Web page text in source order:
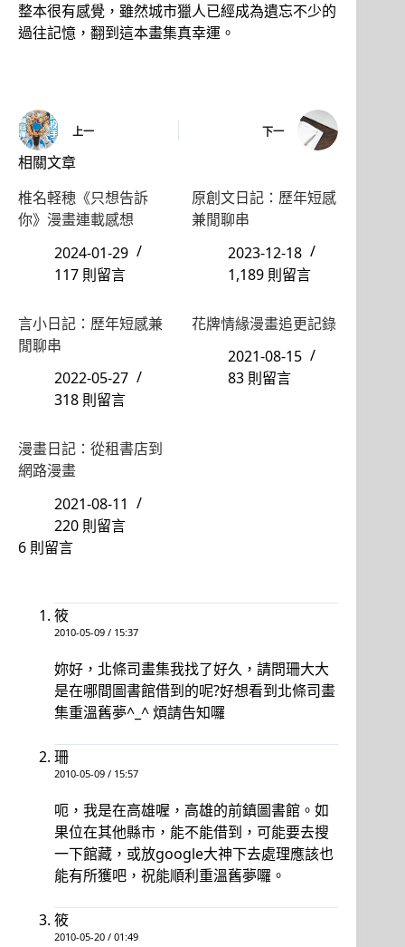
整本很有感覺，雖然城市獵人已經成為遺忘不少的
過往記憶，翻到這本畫集真幸運。
上一 下一
相關文章
椎名軽穂《只想告訴
你》漫畫連載感想
2024-01-29
117 則留言
原創文日記：歷年短感
兼閒聊串
2023-12-18
1,189 則留言
言小日記：歷年短感兼
閒聊串
2022-05-27
318 則留言
花牌情緣漫畫追更記錄
2021-08-15
83 則留言
漫畫日記：從租書店到
網路漫畫
2021-08-11
220 則留言
6 則留言
筱
2010-05-09 / 15:37
妳好，北條司畫集我找了好久，請問珊大大
是在哪間圖書館借到的呢?好想看到北條司畫
集重溫舊夢^_^ 煩請告知囉
珊
2010-05-09 / 15:57
呃，我是在高雄喔，高雄的前鎮圖書館。如
果位在其他縣市，能不能借到，可能要去搜
一下館藏，或放google大神下去處理應該也
能有所獲吧，祝能順利重溫舊夢囉。
筱
2010-05-20 / 01:49